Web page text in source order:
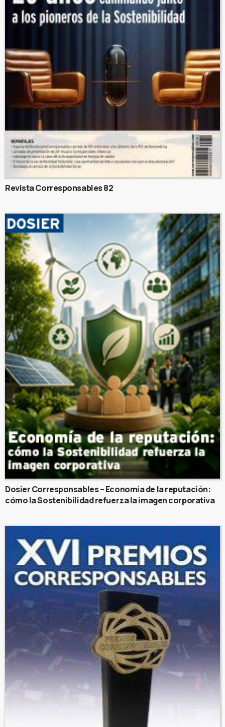
Revista Corresponsables 82
Dosier Corresponsables – Economía de la reputación:
cómo la Sostenibilidad refuerza la imagen corporativa